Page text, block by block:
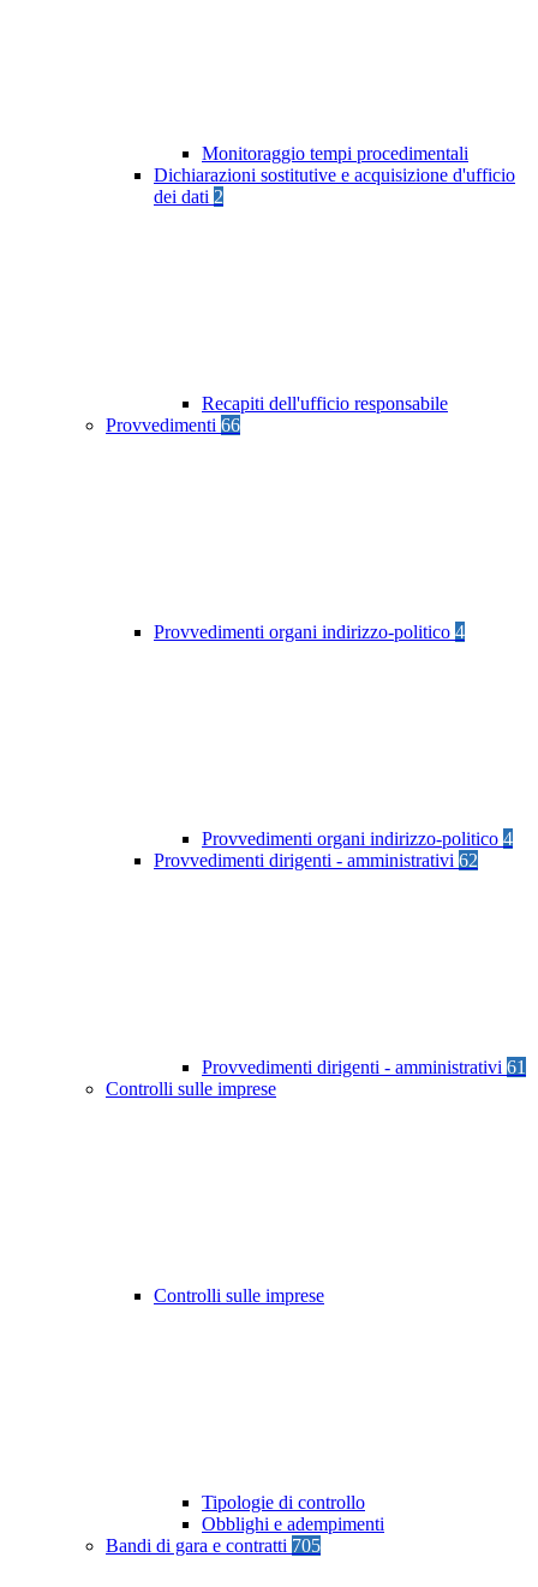
Monitoraggio tempi procedimentali
Dichiarazioni sostitutive e acquisizione d'ufficio
dei dati 2
Recapiti dell'ufficio responsabile
Provvedimenti 66
Provvedimenti organi indirizzo-politico 4
Provvedimenti organi indirizzo-politico 4
Provvedimenti dirigenti - amministrativi 62
Provvedimenti dirigenti - amministrativi 61
Controlli sulle imprese
Controlli sulle imprese
Tipologie di controllo
Obblighi e adempimenti
Bandi di gara e contratti 705